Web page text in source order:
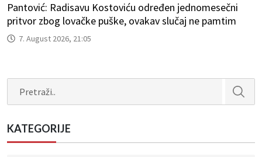
Pantović: Radisavu Kostoviću određen jednomesečni
pritvor zbog lovačke puške, ovakav slučaj ne pamtim
7. August 2026, 21:05
KATEGORIJE